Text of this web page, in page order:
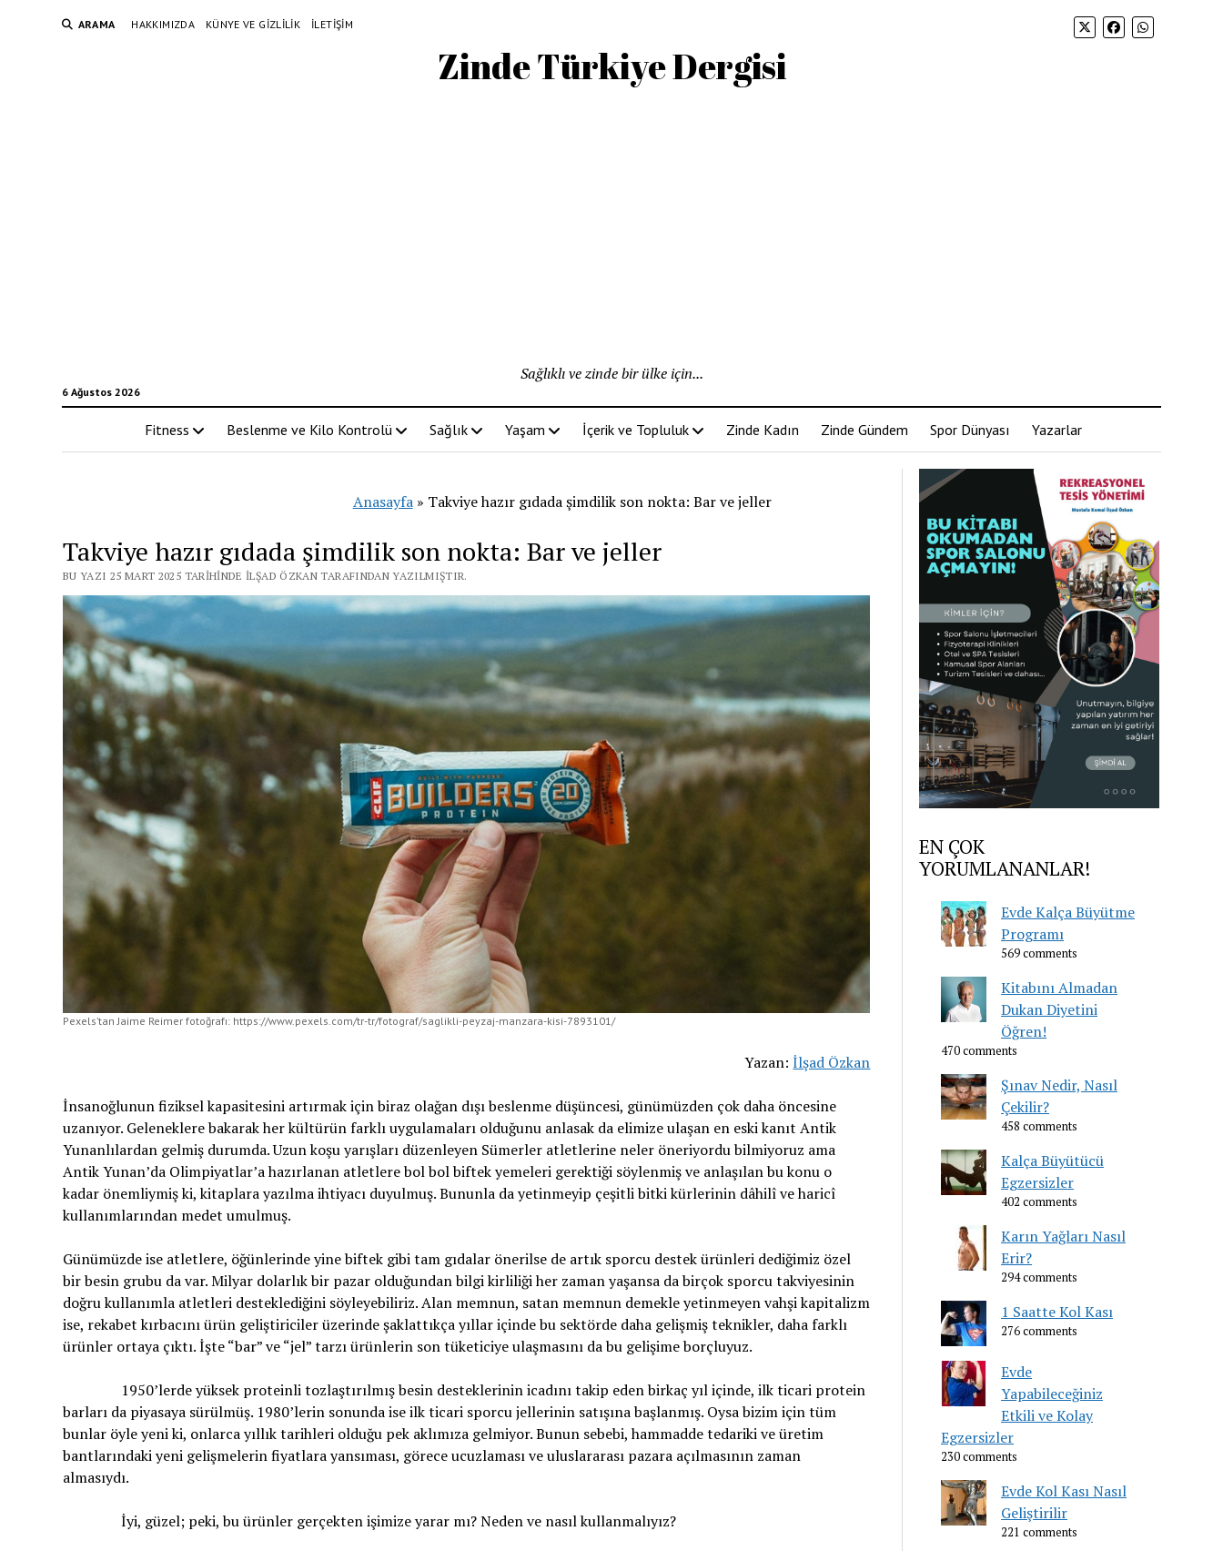
ARAMA HAKKIMIZDA KÜNYE VE GIZLILIK İLETIŞIM
Zinde Türkiye Dergisi
6 Ağustos 2026
Sağlıklı ve zinde bir ülke için...
Fitness Beslenme ve Kilo Kontrolü Sağlık Yaşam İçerik ve Topluluk Zinde Kadın Zinde Gündem Spor Dünyası Yazarlar
Anasayfa» Takviye hazır gıdada şimdilik son nokta: Bar ve jeller
Takviye hazır gıdada şimdilik son nokta: Bar ve jeller
BU YAZI 25 MART 2025 TARIHINDE İLŞAD ÖZKAN TARAFINDAN YAZILMIŞTIR.
Pexels’tan Jaime Reimer fotoğrafı: https://www.pexels.com/tr-tr/fotograf/saglikli-peyzaj-manzara-kisi-7893101/
Yazan:İlşad Özkan
İnsanoğlunun fiziksel kapasitesini artırmak için biraz olağan dışı beslenme düşüncesi, günümüzden çok daha öncesine
uzanıyor. Geleneklere bakarak her kültürün farklı uygulamaları olduğunu anlasak da elimize ulaşan en eski kanıt Antik
Yunanlılardan gelmiş durumda. Uzun koşu yarışları düzenleyen Sümerler atletlerine neler öneriyordu bilmiyoruz ama
Antik Yunan’da Olimpiyatlar’a hazırlanan atletlere bol bol biftek yemeleri gerektiği söylenmiş ve anlaşılan bu konu o
kadar önemliymiş ki, kitaplara yazılma ihtiyacı duyulmuş. Bununla da yetinmeyip çeşitli bitki kürlerinin dâhilî ve haricî
kullanımlarından medet umulmuş.
Günümüzde ise atletlere, öğünlerinde yine biftek gibi tam gıdalar önerilse de artık sporcu destek ürünleri dediğimiz özel
bir besin grubu da var. Milyar dolarlık bir pazar olduğundan bilgi kirliliği her zaman yaşansa da birçok sporcu takviyesinin
doğru kullanımla atletleri desteklediğini söyleyebiliriz. Alan memnun, satan memnun demekle yetinmeyen vahşi kapitalizm
ise, rekabet kırbacını ürün geliştiriciler üzerinde şaklattıkça yıllar içinde bu sektörde daha gelişmiş teknikler, daha farklı
ürünler ortaya çıktı. İşte “bar” ve “jel” tarzı ürünlerin son tüketiciye ulaşmasını da bu gelişime borçluyuz.
1950’lerde yüksek proteinli tozlaştırılmış besin desteklerinin icadını takip eden birkaç yıl içinde, ilk ticari protein
barları da piyasaya sürülmüş. 1980’lerin sonunda ise ilk ticari sporcu jellerinin satışına başlanmış. Oysa bizim için tüm
bunlar öyle yeni ki, onlarca yıllık tarihleri olduğu pek aklımıza gelmiyor. Bunun sebebi, hammadde tedariki ve üretim
bantlarındaki yeni gelişmelerin fiyatlara yansıması, görece ucuzlaması ve uluslararası pazara açılmasının zaman
almasıydı.
İyi, güzel; peki, bu ürünler gerçekten işimize yarar mı? Neden ve nasıl kullanmalıyız?
EN ÇOK
YORUMLANANLAR!
Evde Kalça Büyütme
Programı
569 comments
Kitabını Almadan
Dukan Diyetini
Öğren!
470 comments
Şınav Nedir, Nasıl
Çekilir?
458 comments
Kalça Büyütücü
Egzersizler
402 comments
Karın Yağları Nasıl
Erir?
294 comments
1 Saatte Kol Kası
276 comments
Evde
Yapabileceğiniz
Etkili ve Kolay
Egzersizler
230 comments
Evde Kol Kası Nasıl
Geliştirilir
221 comments